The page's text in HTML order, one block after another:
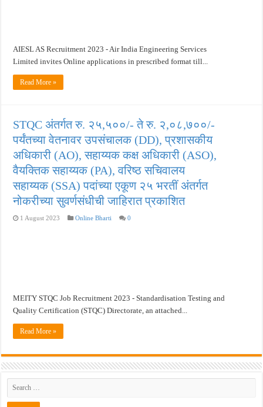
AIESL AS Recruitment 2023 - Air India Engineering Services
Limited invites Online applications in prescribed format till...
Read More »
STQC अंतर्गत रु. २५,५००/- ते रु. २,०८,७००/-
पर्यंतच्या वेतनावर उपसंचालक (DD), प्रशासकीय
अधिकारी (AO), सहाय्यक कक्ष अधिकारी (ASO),
वैयक्तिक सहाय्यक (PA), वरिष्ठ सचिवालय
सहाय्यक (SSA) पदांच्या एकूण २५ भरतीं अंतर्गत
नोकरीच्या सुवर्णसंधीची जाहिरात प्रकाशित
1 August 2023 Online Bharti 0
MEITY STQC Job Recruitment 2023 - Standardisation Testing and
Quality Certification (STQC) Directorate, an attached...
Read More »